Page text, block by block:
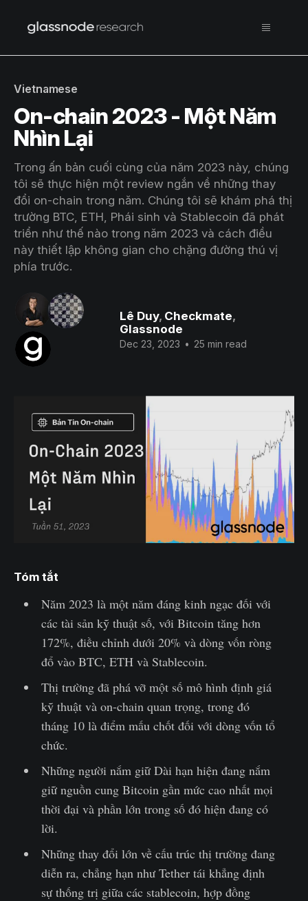
Vietnamese
On-chain 2023 - Một Năm
Nhìn Lại
Trong ấn bản cuối cùng của năm 2023 này, chúng
tôi sẽ thực hiện một review ngắn về những thay
đổi on-chain trong năm. Chúng tôi sẽ khám phá thị
trường BTC, ETH, Phái sinh và Stablecoin đã phát
triển như thế nào trong năm 2023 và cách điều
này thiết lập không gian cho chặng đường thú vị
phía trước.
Lê Duy, Checkmate,
Glassnode
Dec 23, 2023 • 25 min read
Tóm tắt
Năm 2023 là một năm đáng kinh ngạc đối với
các tài sản kỹ thuật số, với Bitcoin tăng hơn
172%, điều chỉnh dưới 20% và dòng vốn ròng
đổ vào BTC, ETH và Stablecoin.
Thị trường đã phá vỡ một số mô hình định giá
kỹ thuật và on-chain quan trọng, trong đó
tháng 10 là điểm mấu chốt đối với dòng vốn tổ
chức.
Những người nắm giữ Dài hạn hiện đang nắm
giữ nguồn cung Bitcoin gần mức cao nhất mọi
thời đại và phần lớn trong số đó hiện đang có
lời.
Những thay đổi lớn về cấu trúc thị trường đang
diễn ra, chẳng hạn như Tether tái khẳng định
sự thống trị giữa các stablecoin, hợp đồng